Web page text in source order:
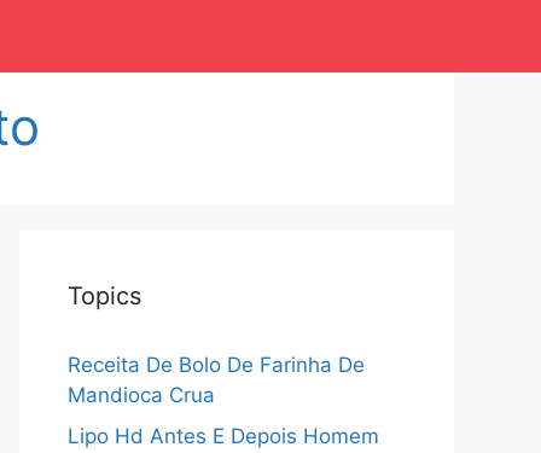
Topics
Receita De Bolo De Farinha De
Mandioca Crua
Lipo Hd Antes E Depois Homem